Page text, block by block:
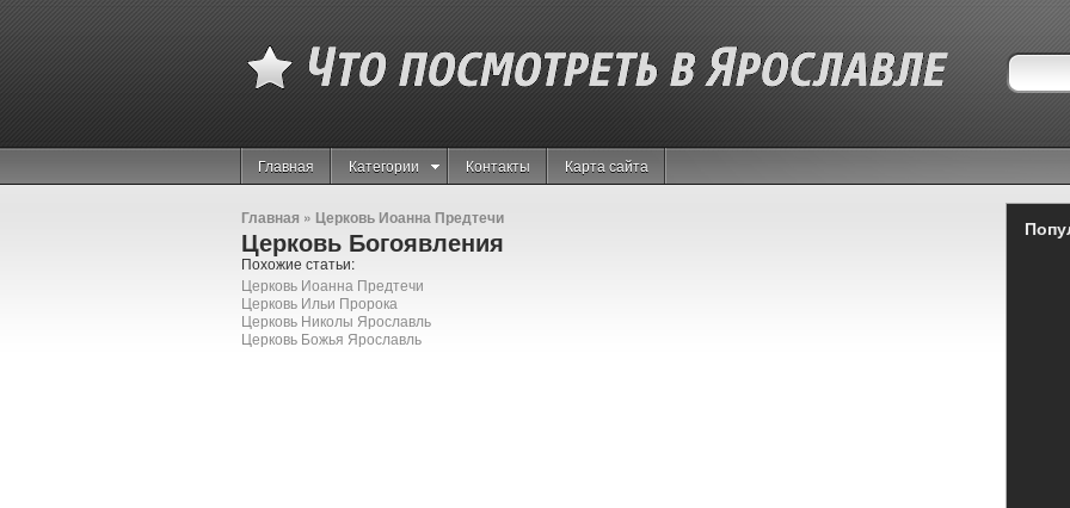
Главная Категории Контакты Карта сайта
Главная » Церковь Иоанна Предтечи
Церковь Богоявления
Похожие статьи:
Церковь Иоанна Предтечи
Церковь Ильи Пророка
Церковь Николы Ярославль
Церковь Божья Ярославль